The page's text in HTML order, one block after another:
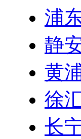
浦
静
黄
徐
长